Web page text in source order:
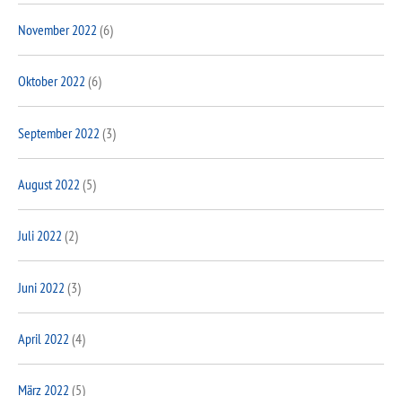
November 2022 (6)
Oktober 2022 (6)
September 2022 (3)
August 2022 (5)
Juli 2022 (2)
Juni 2022 (3)
April 2022 (4)
März 2022 (5)